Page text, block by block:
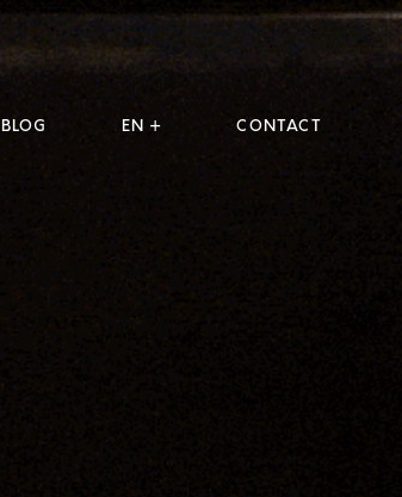
BLOG EN + CONTACT